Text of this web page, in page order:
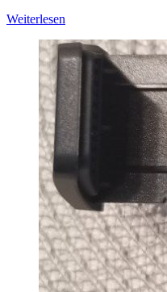
Weiterlesen